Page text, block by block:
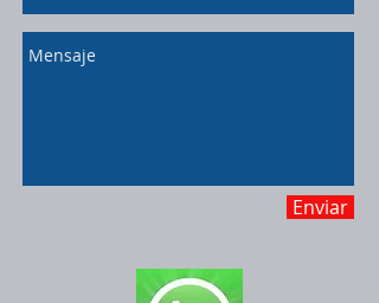
Enviar